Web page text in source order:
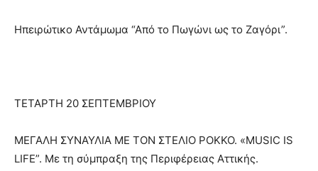
Ηπειρώτικο Αντάμωμα “Από το Πωγώνι ως το Ζαγόρι”.
ΤΕΤΑΡΤΗ 20 ΣΕΠΤΕΜΒΡΙΟΥ
MΕΓΑΛΗ ΣΥΝΑΥΛΙΑ ΜΕ ΤΟΝ ΣΤΕΛΙΟ ΡΟΚΚΟ. «MUSIC IS
LIFE”. Με τη σύμπραξη της Περιφέρειας Αττικής.